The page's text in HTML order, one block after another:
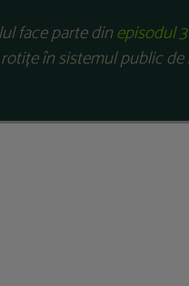
face parte dinepisodul 3
în sistemul public